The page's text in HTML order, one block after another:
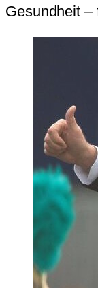
Gesundheit –